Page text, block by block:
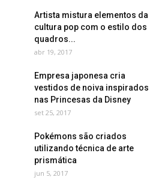
Artista mistura elementos da
cultura pop com o estilo dos
quadros...
abr 19, 2017
Empresa japonesa cria
vestidos de noiva inspirados
nas Princesas da Disney
set 25, 2017
Pokémons são criados
utilizando técnica de arte
prismática
jun 5, 2017